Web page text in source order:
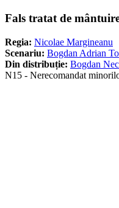
Fals tratat de
Regia: Nicolae Margineanu
Scenariu: Bogdan Adrian
Din distribuție: Bogdan
N15 - Nerecomandat